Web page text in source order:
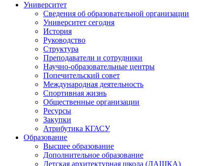
Университет
Сведения об образовательной организации
Университет сегодня
История
Руководство
Структура
Преподаватели и сотрудники
Научно-образовательные центры
Попечительский совет
Международная деятельность
Спортивная жизнь
Общественные организации
Ресурсы
Закупки
Атрибутика КГАСУ
Образование
Высшее образование
Дополнительное образование
Детская архитектурная школа (ДАШКА)